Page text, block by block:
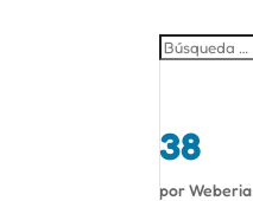
38
porWeberia